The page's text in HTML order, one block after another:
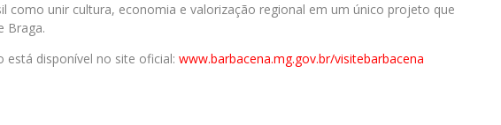
como unir cultura, economia e valorização regional em um único projeto que
Braga.
disponível no site oficial: www.barbacena.mg.gov.br/visitebarbacena